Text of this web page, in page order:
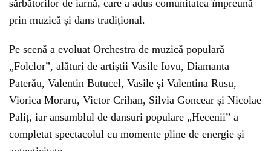
sărbătorilor de iarnă, care a adus comunitatea împreună
prin muzică și dans tradițional.
Pe scenă a evoluat Orchestra de muzică populară
„Folclor”, alături de artiștii Vasile Iovu, Diamanta
Paterău, Valentin Butucel, Vasile și Valentina Rusu,
Viorica Moraru, Victor Crihan, Silvia Goncear și Nicolae
Paliț, iar ansamblul de dansuri populare „Hecenii” a
completat spectacolul cu momente pline de energie și